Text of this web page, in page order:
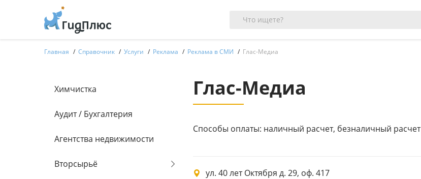
Главная Справочник Услуги Реклама Реклама в СМИ Глас-Медиа
Химчистка
Аудит / Бухгалтерия
Агентства недвижимости
Вторсырьё
Глас-Медиа
Способы оплаты: наличный расчет, безналичный расчет
ул. 40 лет Октября д. 29, оф. 417